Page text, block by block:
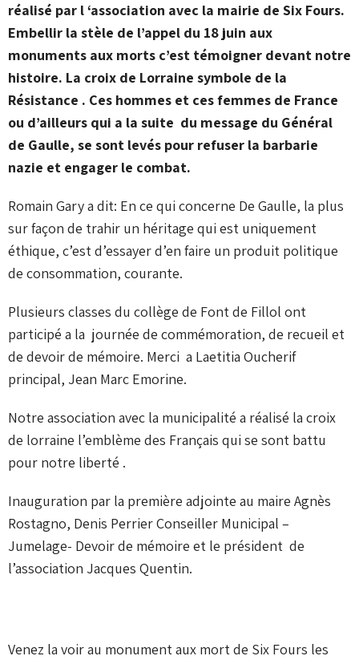
réalisé par l ‘association avec la mairie de Six Fours.
Embellir la stèle de l’appel du 18 juin aux
monuments aux morts c’est témoigner devant notre
histoire. La croix de Lorraine symbole de la
Résistance . Ces hommes et ces femmes de France
ou d’ailleurs qui a la suite du message du Général
de Gaulle, se sont levés pour refuser la barbarie
nazie et engager le combat.
Romain Gary a dit: En ce qui concerne De Gaulle, la plus
sur façon de trahir un héritage qui est uniquement
éthique, c’est d’essayer d’en faire un produit politique
de consommation, courante.
Plusieurs classes du collège de Font de Fillol ont
participé a la journée de commémoration, de recueil et
de devoir de mémoire. Merci a Laetitia Oucherif
principal, Jean Marc Emorine.
Notre association avec la municipalité a réalisé la croix
de lorraine l’emblème des Français qui se sont battu
pour notre liberté .
Inauguration par la première adjointe au maire Agnès
Rostagno, Denis Perrier Conseiller Municipal –
Jumelage- Devoir de mémoire et le président de
l’association Jacques Quentin.
Venez la voir au monument aux mort de Six Fours les